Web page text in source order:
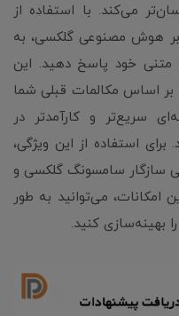
می‌کند. با استفاده از
بر هوش مصنوعی گلکسی، به
متنی خود پاسخ دهید. این
بر اساس مکالمات قبلی شما
سریع‌تر و کارآمدتر در
استفاده از این ویژگی،
سازگار سامسونگ گلکسی و
امکانات، می‌توانید به طور
بهینه‌سازی کنید.